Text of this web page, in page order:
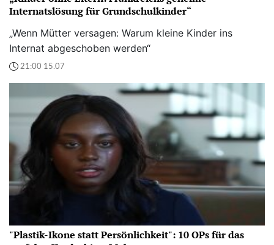
Internatslösung für Grundschulkinder“
„Wenn Mütter versagen: Warum kleine Kinder ins
Internat abgeschoben werden“
21:00 15.07
"Plastik-Ikone statt Persönlichkeit": 10 OPs für das